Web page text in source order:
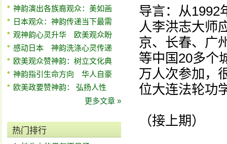
神韵演出各族裔观众：美如画
日本观众：神韵传递当下最需
观神韵心灵升华 欧美观众盼
感动日本 神韵洗涤心灵传递
欧美观众赞神韵：树立文化典
神韵指引生命方向 华人自豪
欧美政要赞神韵： 弘扬人性
更多文章 »
热门排行
导言：从1992
人李洪志大师
京、长春、广
等中国20多个
万人次参加，
位大连法轮功
（接上期）